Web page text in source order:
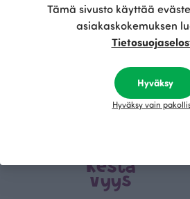
Kestä
vyys
Tämä sivusto käyttää
asiakaskokemuksen
Hyväksy
Hyväksy vain